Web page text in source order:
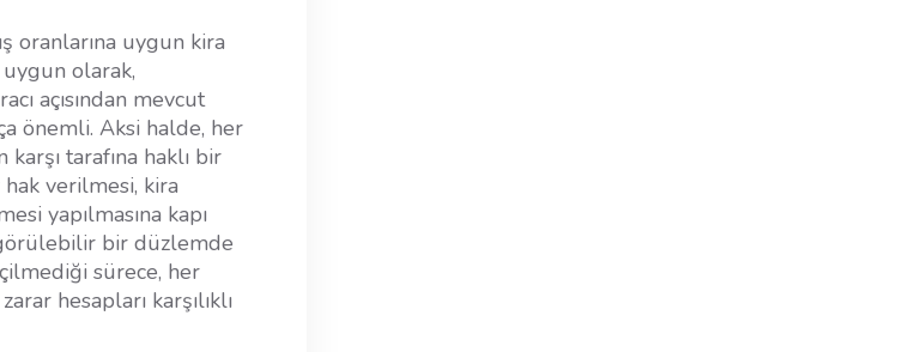
oranlarına uygun kira
olarak,
açısından mevcut
önemli. Aksi halde, her
tarafına haklı bir
verilmesi, kira
yapılmasına kapı
bir düzlemde
sürece, her
hesapları karşılıklı